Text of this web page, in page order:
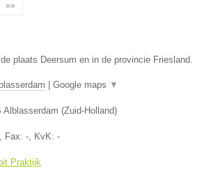
»»
plaats Deersum en in de provincie Friesland.
Google maps ▼
Alblasserdam (Zuid-Holland)
, Fax: -, KvK: -
Praktijk